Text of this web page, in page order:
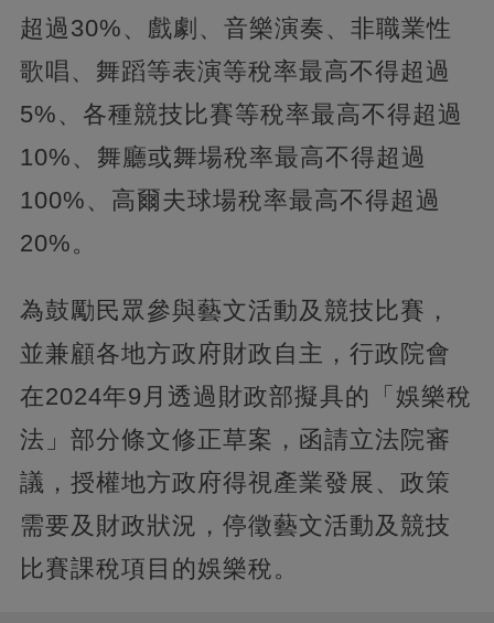
超過30%、戲劇、音樂演奏、非職業性
歌唱、舞蹈等表演等稅率最高不得超過
5%、各種競技比賽等稅率最高不得超過
10%、舞廳或舞場稅率最高不得超過
100%、高爾夫球場稅率最高不得超過
20%。
為鼓勵民眾參與藝文活動及競技比賽，
並兼顧各地方政府財政自主，行政院會
在2024年9月透過財政部擬具的「娛樂稅
法」部分條文修正草案，函請立法院審
議，授權地方政府得視產業發展、政策
需要及財政狀況，停徵藝文活動及競技
比賽課稅項目的娛樂稅。